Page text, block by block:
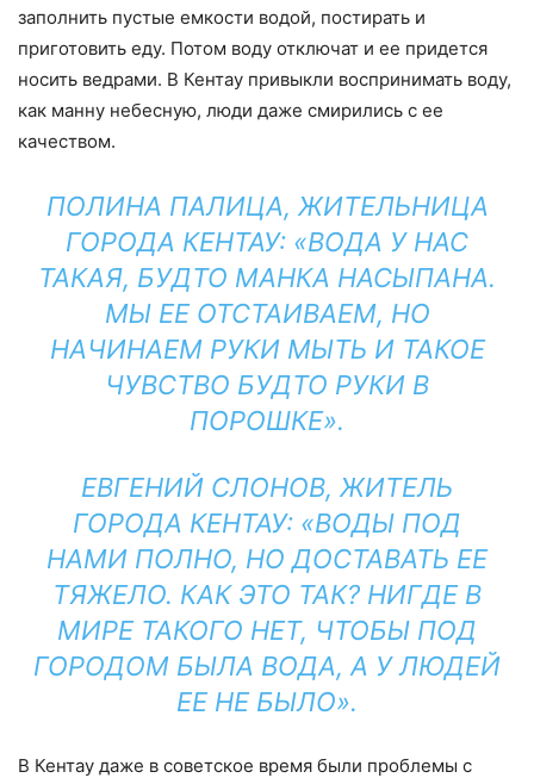
заполнить пустые емкости водой, постирать и
приготовить еду. Потом воду отключат и ее придется
носить ведрами. В Кентау привыкли воспринимать воду,
как манну небесную, люди даже смирились с ее
качеством.
ПОЛИНА ПАЛИЦА, ЖИТЕЛЬНИЦА
ГОРОДА КЕНТАУ: «ВОДА У НАС
ТАКАЯ, БУДТО МАНКА НАСЫПАНА.
МЫ ЕЕ ОТСТАИВАЕМ, НО
НАЧИНАЕМ РУКИ МЫТЬ И ТАКОЕ
ЧУВСТВО БУДТО РУКИ В
ПОРОШКЕ».
ЕВГЕНИЙ СЛОНОВ, ЖИТЕЛЬ
ГОРОДА КЕНТАУ: «ВОДЫ ПОД
НАМИ ПОЛНО, НО ДОСТАВАТЬ ЕЕ
ТЯЖЕЛО. КАК ЭТО ТАК? НИГДЕ В
МИРЕ ТАКОГО НЕТ, ЧТОБЫ ПОД
ГОРОДОМ БЫЛА ВОДА, А У ЛЮДЕЙ
ЕЕ НЕ БЫЛО».
В Кентау даже в советское время были проблемы с